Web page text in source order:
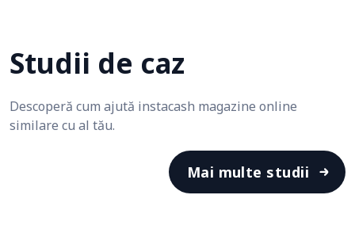
Studii de caz
Descoperă cum ajută instacash magazine online
similare cu al tău.
Mai multe studii